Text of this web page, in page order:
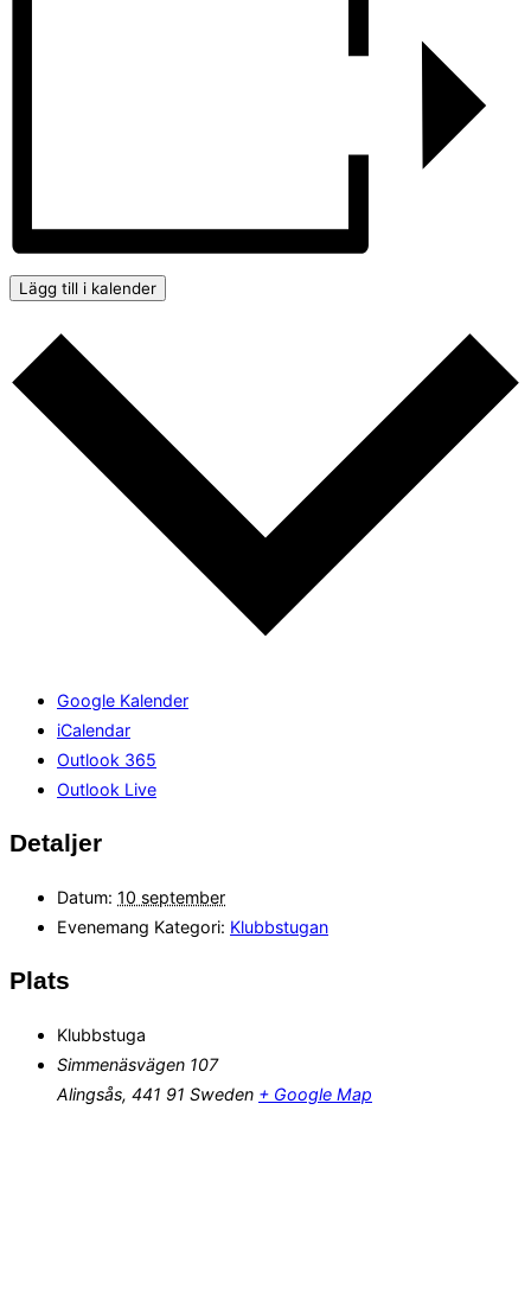
Lägg till i kalender
Google Kalender
iCalendar
Outlook 365
Outlook Live
Detaljer
Datum: 10 september
Evenemang Kategori: Klubbstugan
Plats
Klubbstuga
Simmenäsvägen 107
Alingsås, 441 91 Sweden + Google Map